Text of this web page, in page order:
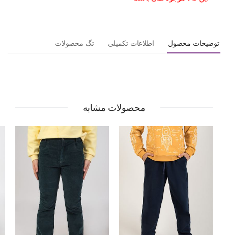
توضیحات محصول اطلاعات تکمیلی تگ محصولات
محصولات مشابه